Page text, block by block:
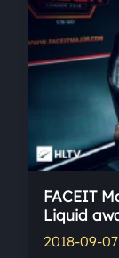
FACEIT
Liquid
2018-09-07